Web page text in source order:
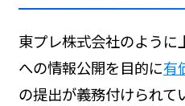
東プレ株式会社のよう
への情報公開を目的に有
の提出が義務付けられて